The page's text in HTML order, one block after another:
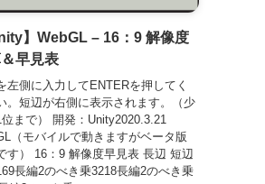
】WebGL – 16：9 解像度
早見表
左側に入力してENTERを押してく
。短辺が右側に表示されます。（少
まで） 開発：Unity2020.3.21
（モバイルで動きますがベータ版
す） 16：9 解像度早見表 長辺 短辺
長編2のべき乗3218長編2のべき乗